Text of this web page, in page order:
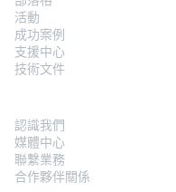
活動
成功案例
支援中心
技術文件
認識我們
媒體中心
聯繫業務
合作夥伴關係